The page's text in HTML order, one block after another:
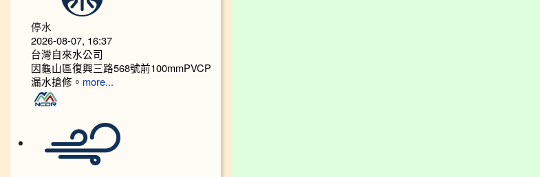
停水
2026-08-07, 16:37
台灣自來水公司
因龜山區復興三路568號前100mmPVCP
漏水搶修。 more...